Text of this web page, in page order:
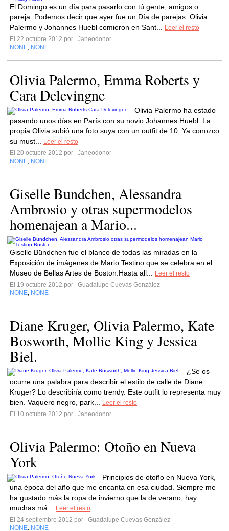
El Domingo es un día para pasarlo con tú gente, amigos o
pareja. Podemos decir que ayer fue un Día de parejas. Olivia
Palermo y Johannes Huebl comieron en Sant...
Leer el resto
El 22 octubre 2012 por
Janeodonor
NONE NONE
Olivia Palermo, Emma Roberts y
Cara Delevingne
Olivia Palermo ha estado
pasando unos días en París con su novio Johannes Huebl. La
propia Olivia subió una foto suya con un outfit de 10. Ya conozco
su must...
Leer el resto
El 20 octubre 2012 por
Janeodonor
NONE NONE
Giselle Bundchen, Alessandra
Ambrosio y otras supermodelos
homenajean a Mario...
Giselle Bündchen fue el blanco de todas las miradas en la
Exposición de imágenes de Mario Testino que se celebra en el
Museo de Bellas Artes de Boston.Hasta all...
Leer el resto
El 19 octubre 2012 por
Guadalupe Cuevas González
NONE NONE
Diane Kruger, Olivia Palermo, Kate
Bosworth, Mollie King y Jessica
Biel.
¿Se os
ocurre una palabra para describir el estilo de calle de Diane
Kruger? Lo describiría como trendy. Este outfit lo representa muy
bien. Vaquero negro, park...
Leer el resto
El 10 octubre 2012 por
Janeodonor
Olivia Palermo: Otoño en Nueva
York
Principios de otoño en Nueva York,
una época del año que me encanta en esa ciudad. Siempre me
ha gustado más la ropa de invierno que la de verano, hay
muchas má...
Leer el resto
El 24 septiembre 2012 por
Guadalupe Cuevas González
NONE NONE